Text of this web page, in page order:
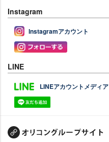
Instagram
Instagramアカウント
LINE
LINEアカウントメディア